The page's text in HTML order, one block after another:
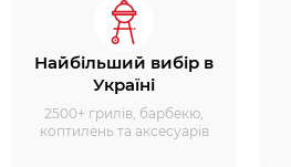
Найбільший вибір в
Україні
2500+ грилів, барбекю,
коптилень та аксесуарів